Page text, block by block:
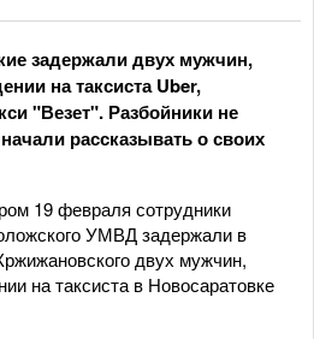
задержали двух мужчин,
на таксиста Uber,
"Везет". Разбойники не
рассказывать о своих
19 февраля сотрудники
УМВД задержали в
двух мужчин,
на таксиста в Новосаратовке